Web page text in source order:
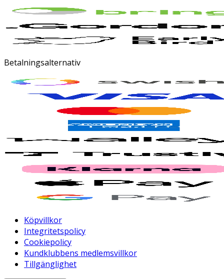
Betalningsalternativ
Köpvillkor
Integritetspolicy
Cookiepolicy
Kundklubbens medlemsvillkor
Tillgänglighet